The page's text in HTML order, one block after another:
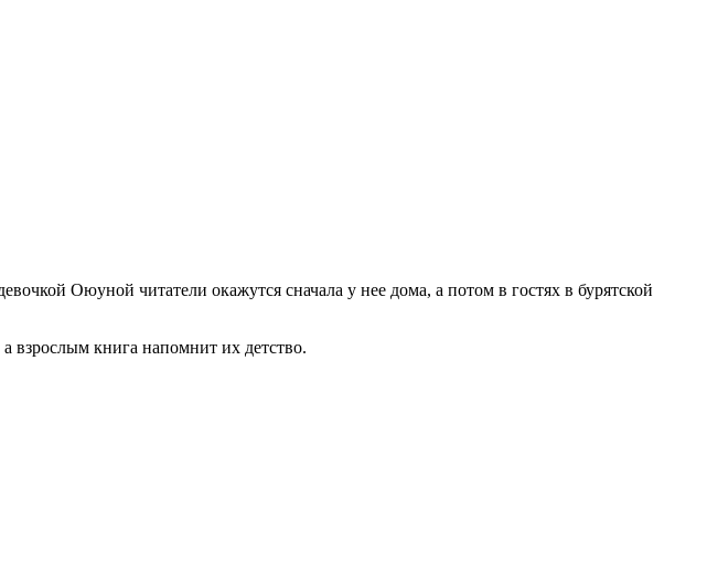
Оюуной читатели окажутся сначала у нее дома, а потом в гостях в бурятской
взрослым книга напомнит их детство.